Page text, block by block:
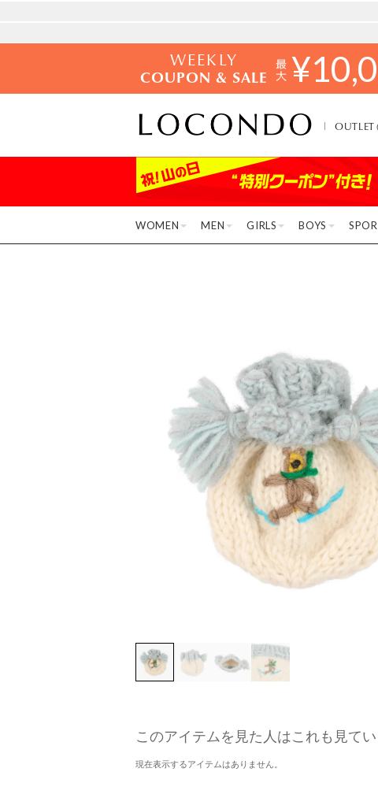
WEEKLY
COUPON & SALE ¥
OUTLET
WOMEN MEN GIRLS BOYS
このアイテムを見た人はこれも見て
現在表示するアイテムはありません。